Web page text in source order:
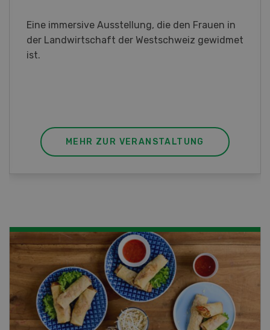
Sind Sie in der Fischzucht tätig oder
interessieren Sie sich für das Thema? In
diesem Fall ist unser FBA-Weiterbildungskurs
MEHR ZUR VERANSTALTUNG